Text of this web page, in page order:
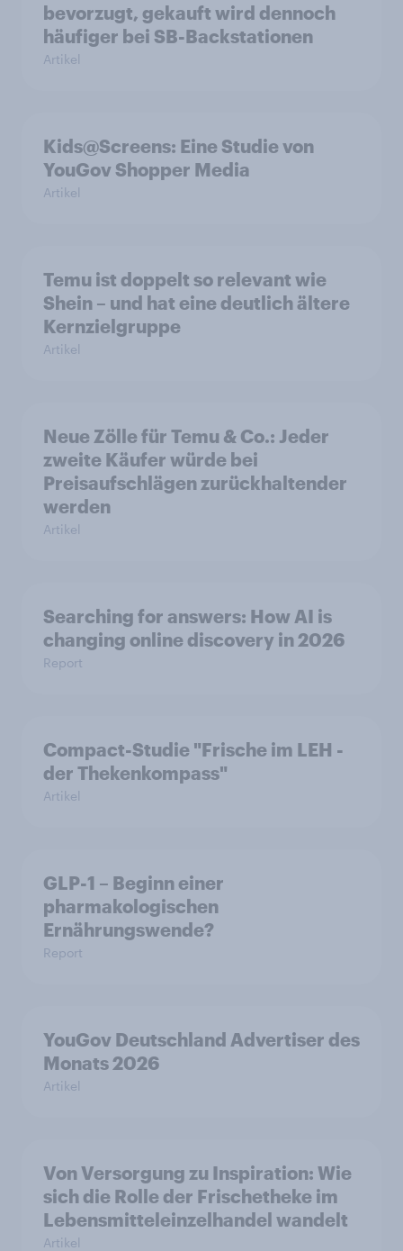
bevorzugt, gekauft wird dennoch
häufiger bei SB-Backstationen
Artikel
Kids@Screens: Eine Studie von
YouGov Shopper Media
Artikel
Temu ist doppelt so relevant wie
Shein – und hat eine deutlich ältere
Kernzielgruppe
Artikel
Neue Zölle für Temu & Co.: Jeder
zweite Käufer würde bei
Preisaufschlägen zurückhaltender
werden
Artikel
Searching for answers: How AI is
changing online discovery in 2026
Report
Compact-Studie "Frische im LEH -
der Thekenkompass"
Artikel
GLP-1 – Beginn einer
pharmakologischen
Ernährungswende?
Report
YouGov Deutschland Advertiser des
Monats 2026
Artikel
Von Versorgung zu Inspiration: Wie
sich die Rolle der Frischetheke im
Lebensmitteleinzelhandel wandelt
Artikel